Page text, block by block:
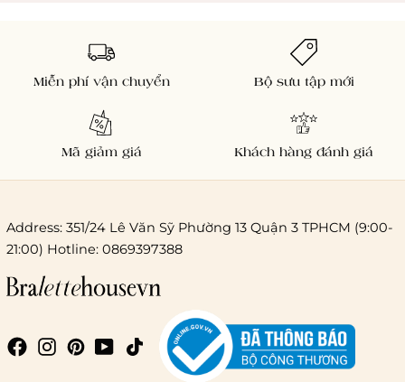
Chi phí giao hàng
Giao hàng trong ngày (hoả tốc)
Miễn phí vận chuyển Bộ sưu tập mới
Mã giảm giá Khách hàng đánh giá
Address: 351/24 Lê Văn Sỹ Phường 13 Quận 3 TPHCM (9:00-
21:00) Hotline: 0869397388